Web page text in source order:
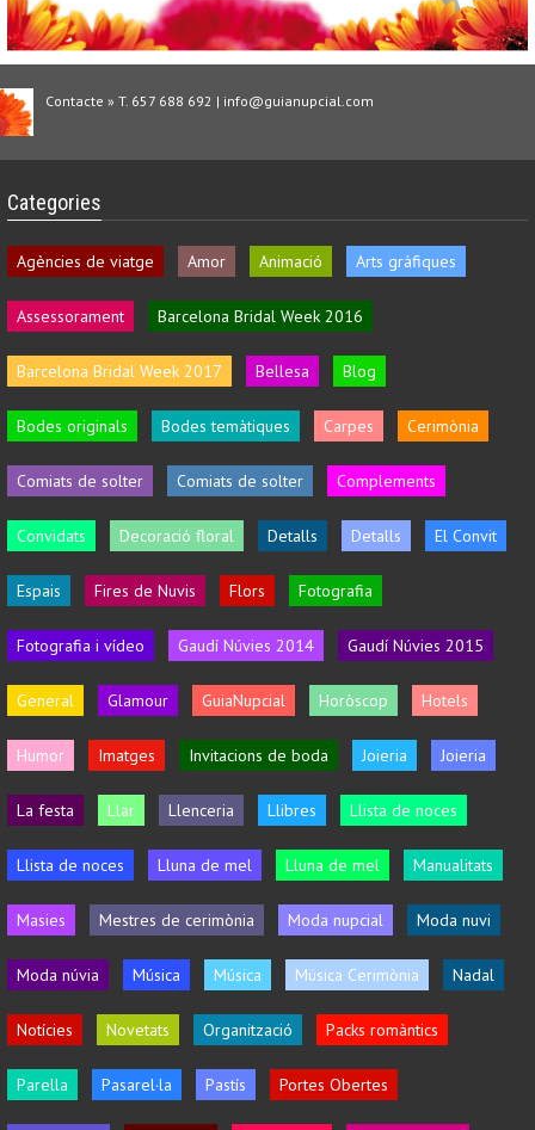
Contacte » T. 657 688 692 | info@guianupcial.com
Categories
Agències de viatge Amor Animació Arts gràfiques
Assessorament Barcelona Bridal Week 2016
Barcelona Bridal Week 2017 Bellesa Blog
Bodes originals Bodes temàtiques Carpes Cerimònia
Comiats de solter Comiats de solter Complements
Convidats Decoració floral Detalls Detalls El Convit
Espais Fires de Nuvis Flors Fotografia
Fotografia i vídeo Gaudí Núvies 2014 Gaudí Núvies 2015
General Glamour GuiaNupcial Horòscop Hotels
Humor Imatges Invitacions de boda Joieria Joieria
La festa Llar Llenceria Llibres Llista de noces
Llista de noces Lluna de mel Lluna de mel Manualitats
Masies Mestres de cerimònia Moda nupcial Moda nuvi
Moda núvia Música Música Música Cerimònia Nadal
Notícies Novetats Organització Packs romàntics
Parella Pasarel·la Pastís Portes Obertes